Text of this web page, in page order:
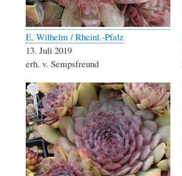
E. Wilhelm / Rheinl.-Pfalz
13. Juli 2019
erh. v. Sempsfreund